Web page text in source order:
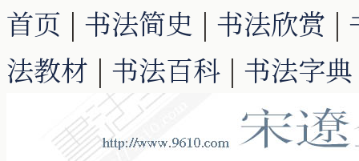
首页 | 书法简史 | 书法欣赏 |
法教材 | 书法百科 | 书法字典